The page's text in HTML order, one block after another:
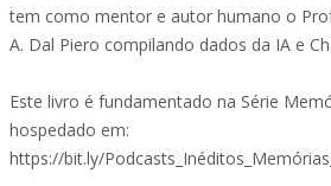
tem como mentor e autor humano o
A. Dal Piero compilando dados da IA e
Este livro é fundamentado na Série
hospedado em:
https://bit.ly/